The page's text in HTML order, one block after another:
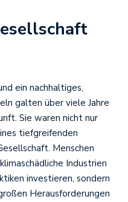
ein nachhaltiges,
galten über viele Jahre
Sie waren nicht nur
tiefgreifenden
Menschen
Industrien
investieren, sondern
Herausforderungen